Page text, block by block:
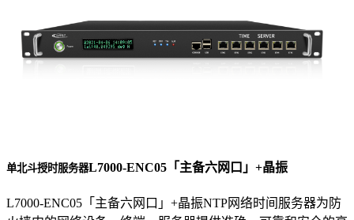
单北斗授时服务器L7000-ENC05「主备六网口」+晶振
L7000-ENC05「主备六网口」+晶振NTP网络时间服务器为防